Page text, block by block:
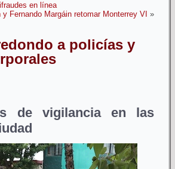
en línea
y Fernando Margáin retomar Monterrey VI »
a policías y
de vigilancia en las